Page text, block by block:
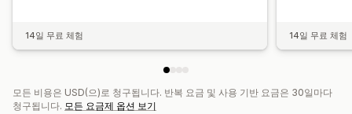
14일 무료 체험 14일 무료 체험
모든 비용은 USD(으)로 청구됩니다. 반복 요금 및 사용 기반 요금은 30일마다
청구됩니다. 모든 요금제 옵션 보기